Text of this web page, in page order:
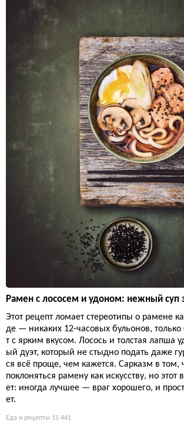
Рамен с лососем и удоном: нежный суп
Этот рецепт ломает стереотипы о рамене
де — никаких 12-часовых бульонов, только
т с ярким вкусом. Лосось и толстая лапша
ый дуэт, который не стыдно подать даже
ся всё проще, чем кажется. Сарказм в
поклоняться рамену как искусству, но этот
ет: иногда лучшее — враг хорошего, и
ет.
Еда и рецепты 15 441